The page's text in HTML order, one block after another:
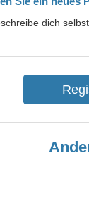
dich selbst